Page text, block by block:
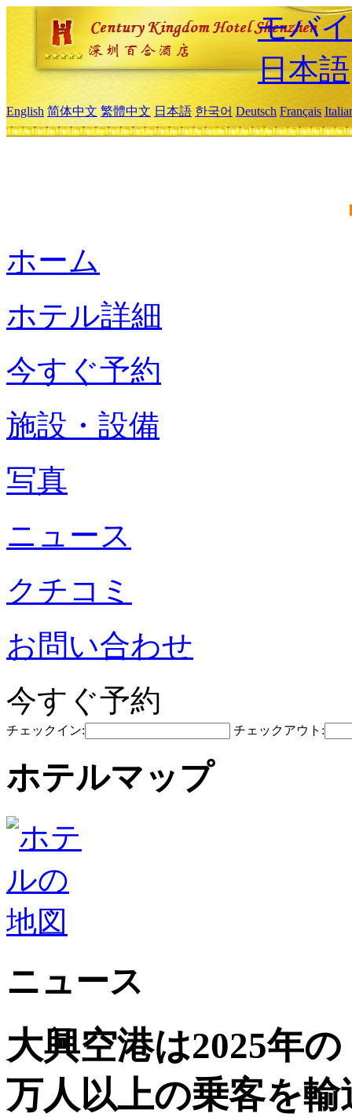
モバ
日本語
English 简体中文 繁體中文 日本語 한국어 Deutsch Français
ホーム
ホテル詳細
今すぐ予約
施設・設備
写真
ニュース
クチコミ
お問い合わせ
今すぐ予約
チェックイン: チェックアウト:
ホテルマップ
ニュース
大興空港は2025年
万人以上の乗客を